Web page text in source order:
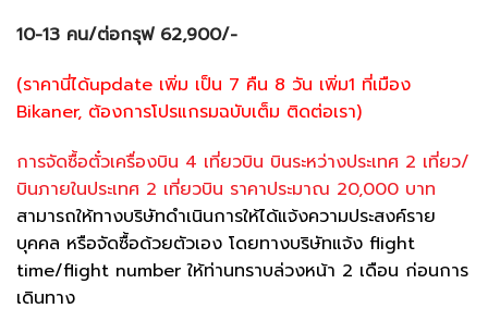
10-13 คน/ต่อกรุฟ 62,900/-
(ราคานี่ได้update เพิ่ม เป็น 7 คืน 8 วัน เพิ่ม1 ที่เมือง
Bikaner, ต้องการโปรแกรมฉบับเต็ม ติดต่อเรา)
การจัดซื้อตั๋วเครื่องบิน 4 เที่ยวบิน บินระหว่างประเทศ 2 เที่ยว/
บินภายในประเทศ 2 เที่ยวบิน ราคาประมาณ 20,000 บาท
สามารถให้ทางบริษัทดำเนินการให้ได้แจ้งความประสงค์ราย
บุคคล หรือจัดซื้อด้วยตัวเอง โดยทางบริษัทแจ้ง flight
time/flight number ให้ท่านทราบล่วงหน้า 2 เดือน ก่อนการ
เดินทาง